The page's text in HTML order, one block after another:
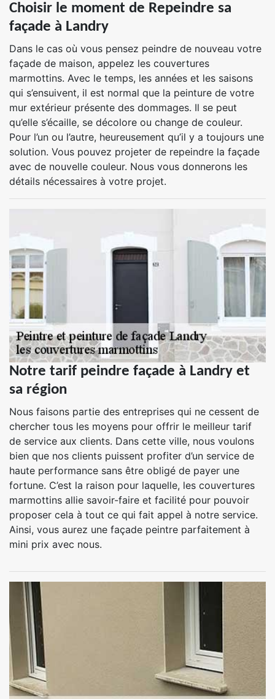
Choisir le moment de Repeindre sa
façade à Landry
Dans le cas où vous pensez peindre de nouveau votre
façade de maison, appelez les couvertures
marmottins. Avec le temps, les années et les saisons
qui s’ensuivent, il est normal que la peinture de votre
mur extérieur présente des dommages. Il se peut
qu’elle s’écaille, se décolore ou change de couleur.
Pour l’un ou l’autre, heureusement qu’il y a toujours une
solution. Vous pouvez projeter de repeindre la façade
avec de nouvelle couleur. Nous vous donnerons les
détails nécessaires à votre projet.
Notre tarif peindre façade à Landry et
sa région
Nous faisons partie des entreprises qui ne cessent de
chercher tous les moyens pour offrir le meilleur tarif
de service aux clients. Dans cette ville, nous voulons
bien que nos clients puissent profiter d’un service de
haute performance sans être obligé de payer une
fortune. C’est la raison pour laquelle, les couvertures
marmottins allie savoir-faire et facilité pour pouvoir
proposer cela à tout ce qui fait appel à notre service.
Ainsi, vous aurez une façade peintre parfaitement à
mini prix avec nous.